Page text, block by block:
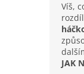
Víš,
JAK